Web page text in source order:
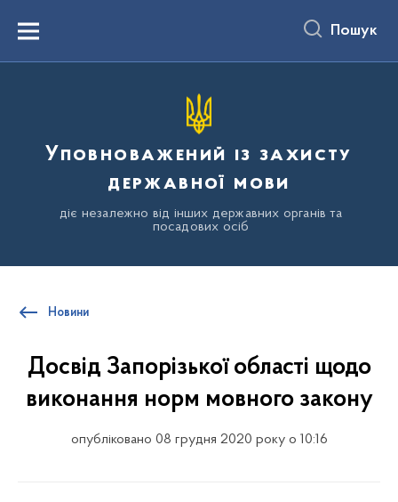
вмістуMenu Пошук
Уповноважений із захисту
державної мови
діє незалежно від інших державних органів та
посадових осіб
Новини
Досвід Запорізької області щодо
виконання норм мовного закону
опубліковано 08 грудня 2020 року о 10:16